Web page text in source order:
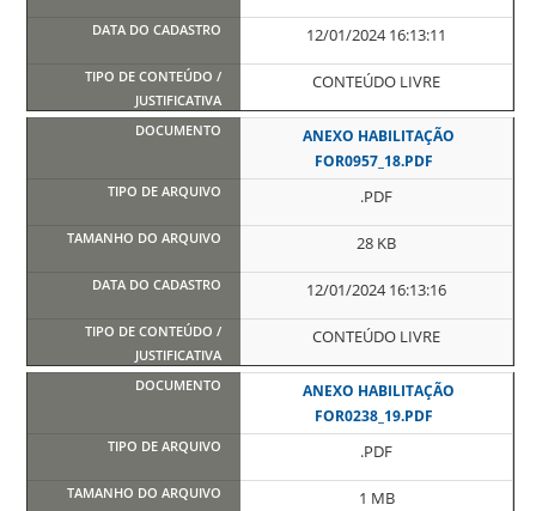
12/01/2024 16:13:11
CONTEÚDO LIVRE
ANEXO HABILITAÇÃO
FOR0957_18.PDF
.PDF
28 KB
12/01/2024 16:13:16
CONTEÚDO LIVRE
ANEXO HABILITAÇÃO
FOR0238_19.PDF
.PDF
1 MB